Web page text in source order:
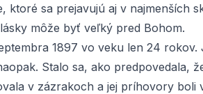
ktoré sa prejavujú aj v najmenších
môže byť veľký pred Bohom.
1897 vo veku len 24 rokov.
Stalo sa, ako predpovedala,
v zázrakoch a jej príhovory boli